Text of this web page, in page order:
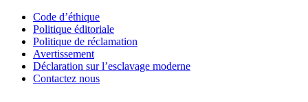
Code d’éthique
Politique éditoriale
Politique de réclamation
Avertissement
Déclaration sur l’esclavage moderne
Contactez nous